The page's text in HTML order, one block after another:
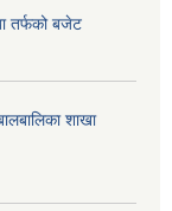
तर्फको बजेट
शाखा